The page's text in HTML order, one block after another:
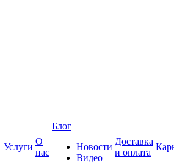
Услуги
О
нас
Блог
Новости
Видео
Доставка
и оплата